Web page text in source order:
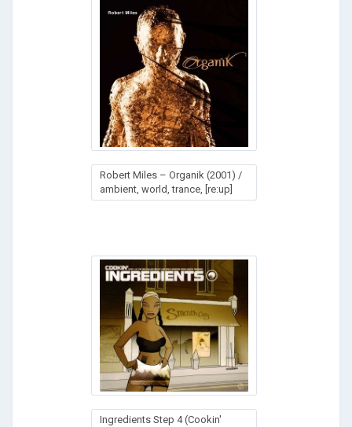
Robert Miles – Organik (2001) /
ambient, world, trance, [re:up]
Ingredients Step 4 (Cookin'